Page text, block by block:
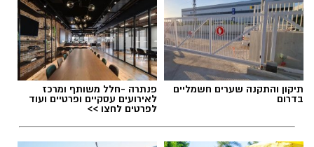
תיקון והתקנה שערים חשמליים
בדרום
פנתרה -חלל משותף ומרכז
לאירועים עסקיים ופרטיים ועוד
לפרטים לחצו >>